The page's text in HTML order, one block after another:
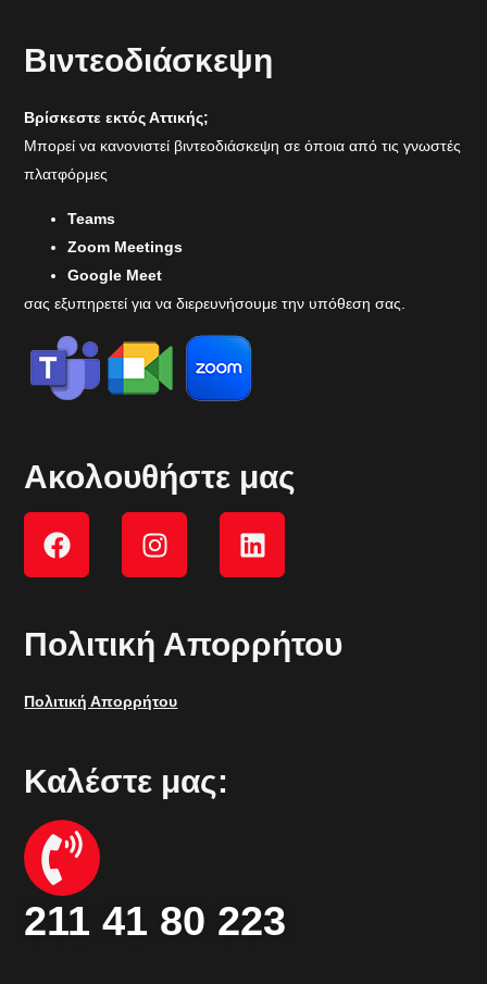
Βιντεοδιάσκεψη
Βρίσκεστε εκτός Αττικής;
Μπορεί να κανονιστεί βιντεοδιάσκεψη σε όποια από τις γνωστές
πλατφόρμες
Teams
Zoom Meetings
Google Meet
σας εξυπηρετεί για να διερευνήσουμε την υπόθεση σας.
Ακολουθήστε μας
Πολιτική Απορρήτου
Πολιτική Απορρήτου
Καλέστε μας:
211 41 80 223